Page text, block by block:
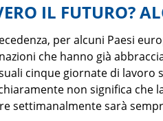
IL FUTURO?
per alcuni Paesi
che hanno già
cinque giornate di
non significa che
settimanalmente sarà